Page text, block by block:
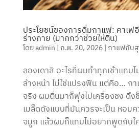
ประโยชน์ของการดื่มกาแฟ: คาเฟ
ร่างกาย (มากกว่าช่วยให้ตื่น)
โดยadmin ก.พ. 20, 2026| กาแฟกับ
ลองเดาสิ อะไรที่ผมทำทุกเช้าแทบไ
ล้างหน้า ไม่ใช่แปรงฟัน แต่คือ… ก
จริง ผมตื่นมาก็พุ่งไปเครื่องชง ดึง
เมล็ดดังแบบที่มันควรจะเป็น หอม
จมูก แล้วผมก็แทบไม่อยากพูดกับใ